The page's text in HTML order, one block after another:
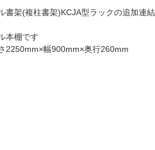
書架(複柱書架)KCJA型ラックの追加連結
本棚です
2250mm×幅900mm×奥行260mm